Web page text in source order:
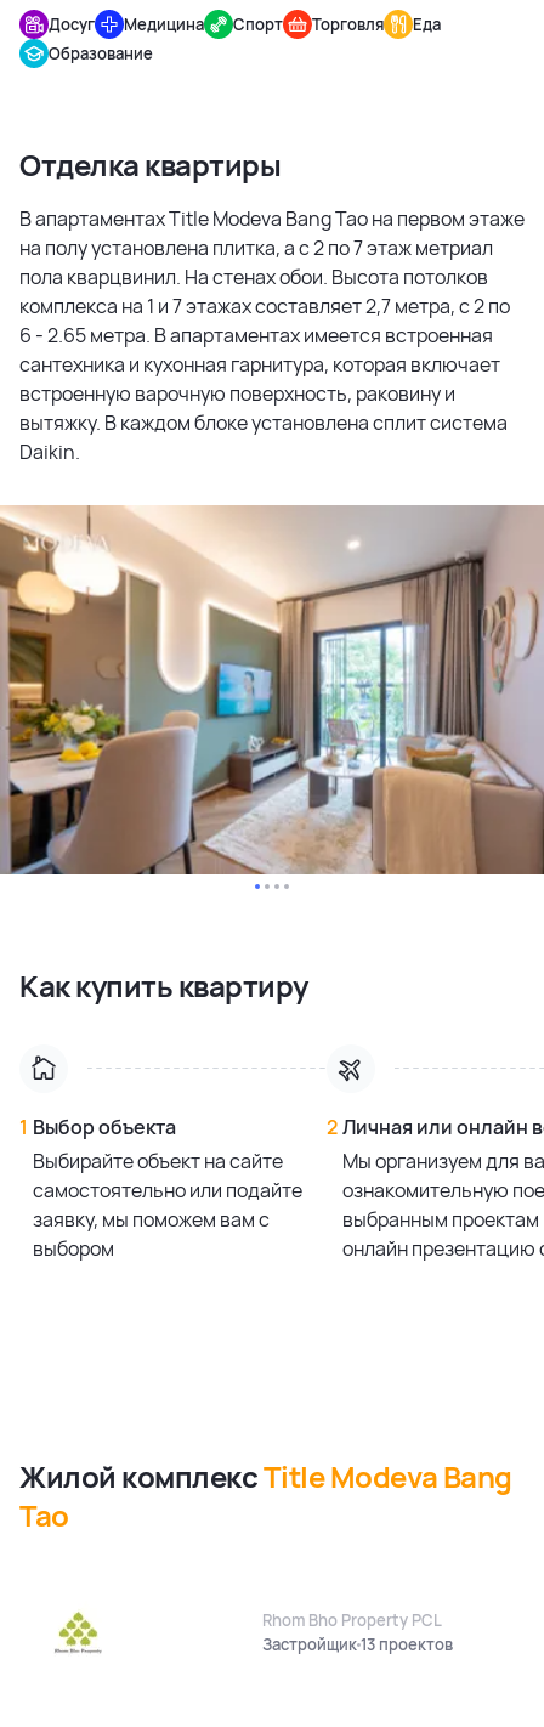
Досуг Медицина Спорт Торговля
Еда
Образование
Отделка квартиры
В апартаментах Title Modeva Bang Tao на первом этаже
на полу установлена плитка, а с 2 по 7 этаж метриал
пола кварцвинил. На стенах обои. Высота потолков
комплекса на 1 и 7 этажах составляет 2,7 метра, с 2 по
6 - 2.65 метра. В апартаментах имеется встроенная
сантехника и кухонная гарнитура, которая включает
встроенную варочную поверхность, раковину и
вытяжку. В каждом блоке установлена сплит система
Daikin.
Как купить квартиру
1 Выбор объекта
Выбирайте объект на сайте
самостоятельно или подайте
заявку, мы поможем вам с
выбором
2Личная или онлайн
Мы организуем для
ознакомительную
выбранным проектам
онлайн презентацию
Жилой комплексTitle Modeva Bang
Tao
Rhom Bho Property PCL
Застройщик13 проектов